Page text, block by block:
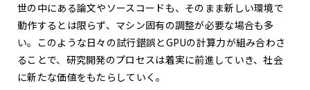
世の中にある論文やソースコードも、そのまま新しい環境で
動作するとは限らず、マシン固有の調整が必要な場合も多
い。このような日々の試行錯誤とGPUの計算力が組み合わさ
ることで、研究開発のプロセスは着実に前進していき、社会
に新たな価値をもたらしていく。